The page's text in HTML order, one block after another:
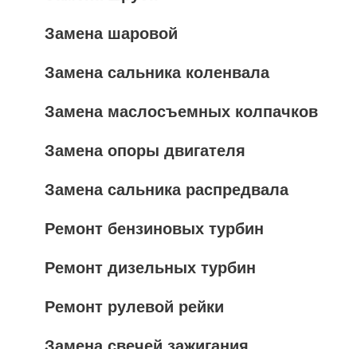
Замена шаровой
Замена сальника коленвала
Замена маслосъемных колпачков
Замена опоры двигателя
Замена сальника распредвала
Ремонт бензиновых турбин
Ремонт дизельных турбин
Ремонт рулевой рейки